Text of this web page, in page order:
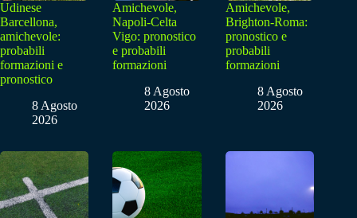
Udinese
Barcellona,
amichevole:
probabili
formazioni e
pronostico
8 Agosto
2026
Amichevole,
Napoli-Celta
Vigo: pronostico
e probabili
formazioni
8 Agosto
2026
Amichevole,
Brighton-Roma:
pronostico e
probabili
formazioni
8 Agosto
2026